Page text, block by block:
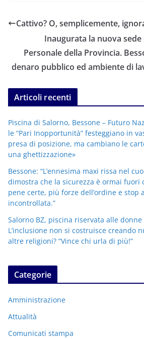
Cattivo? O, semplicemente,
Inaugurata la nuova
Personale della Provincia.
denaro pubblico ed ambiente di
Articoli recenti
Piscina di Salorno, Bessone – Futuro
le “Pari Inopportunità” festeggiano in
presa di posizione, ma cambiano le
una ghettizzazione»
Bessone: “L’ennesima maxi rissa nel
dimostra che la sicurezza è ormai fuori
pene certe, più forze dell’ordine e stop
incontrollata.”
Salorno BZ, piscina riservata alle
L’inclusione non si costruisce creando
altre religioni? “Vince chi urla di più!”
Categorie
Amministrazione
Attualità
Comunicati stampa